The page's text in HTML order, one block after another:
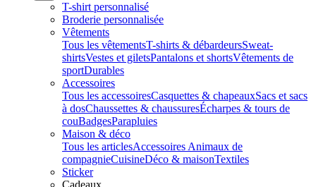
T-shirt personnalisé
Broderie personnalisée
Vêtements
Tous les vêtementsT-shirts & débardeursSweat-
shirtsVestes et giletsPantalons et shortsVêtements de
sportDurables
Accessoires
Tous les accessoiresCasquettes & chapeauxSacs et sacs
à dosChaussettes & chaussuresÉcharpes & tours de
couBadgesParapluies
Maison & déco
Tous les articlesAccessoires Animaux de
compagnieCuisineDéco & maisonTextiles
Sticker